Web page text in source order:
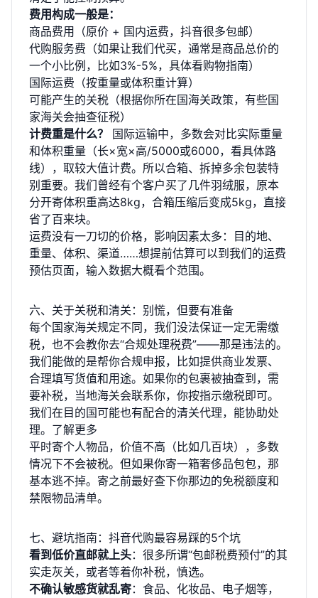
费用构成一般是：
商品费用（原价 + 国内运费，抖音很多包邮）
代购服务费（如果让我们代买，通常是商品总价的
一个小比例，比如3%-5%，具体看购物指南）
国际运费（按重量或体积重计算）
可能产生的关税（根据你所在国海关政策，有些国
家海关会抽查征税）
计费重是什么？
国际运输中，多数会对比实际重量
和体积重量（长×宽×高/5000或6000，看具体路
线），取较大值计费。所以合箱、拆掉多余包装特
别重要。我们曾经有个客户买了几件羽绒服，原本
分开寄体积重高达8kg，合箱压缩后变成5kg，直接
省了百来块。
运费没有一刀切的价格，影响因素太多：目的地、
重量、体积、渠道……想提前估算可以到我们的运费
预估页面，输入数据大概看个范围。
六、关于关税和清关：别慌，但要有准备
每个国家海关规定不同，我们没法保证一定无需缴
税，也不会教你去“合规处理税费”——那是违法的。
我们能做的是帮你合规申报，比如提供商业发票、
合理填写货值和用途。如果你的包裹被抽查到，需
要补税，当地海关会联系你，你按指示缴税即可。
我们在目的国可能也有配合的清关代理，能协助处
理。 了解更多
平时寄个人物品，价值不高（比如几百块），多数
情况下不会被税。但如果你寄一箱奢侈品包包，那
基本逃不掉。寄之前最好查下你那边的免税额度和
禁限物品清单。
七、避坑指南：抖音代购最容易踩的5个坑
看到低价直邮就上头：很多所谓“包邮税费预付”的其
实走灰关，或者等着你补税，慎选。
不确认敏感货就乱寄：食品、化妆品、电子烟等，